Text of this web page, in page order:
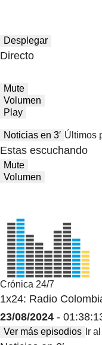
Desplegar
Directo
Mute
Volumen
Play
Noticias en 3′ Últimos
Estas escuchando
Mute
Volumen
Crónica 24/7
1x24: Radio
23/08/2024 -
Ver más episodios Ir